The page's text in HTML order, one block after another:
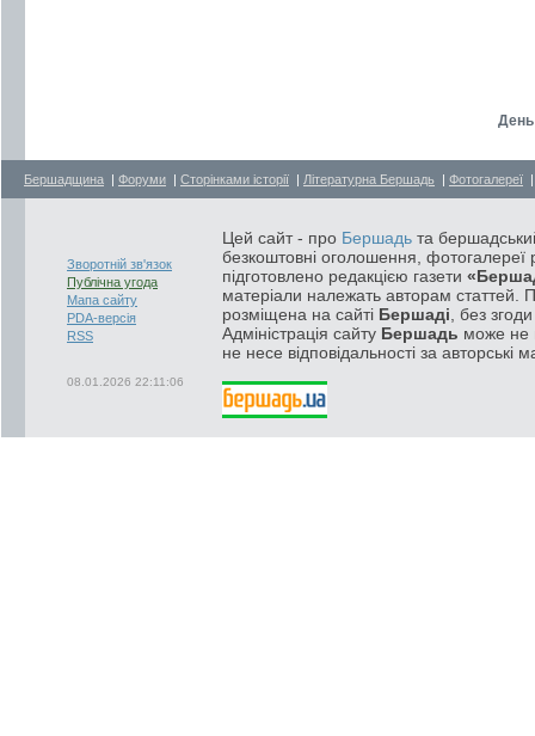
День
Бершадщина | Форуми | Сторінками історії | Літературна Бершадь | Фотогалереї
Зворотній зв'язок
Публічна угода
Мапа сайту
PDA-версія
RSS
08.01.2026 22:11:06
Цей сайт - про Бершадь та
безкоштовні оголошення, фотогалереї
підготовлено редакцією газети
матеріали належать авторам статтей.
розміщена на сайті Бершаді , без
Адміністрація сайту Бершадь може не
не несе відповідальності за авторські